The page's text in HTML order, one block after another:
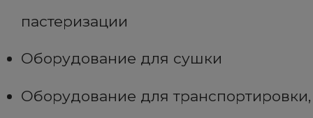
пастеризации
Оборудование для сушки
Оборудование для транспортировки,